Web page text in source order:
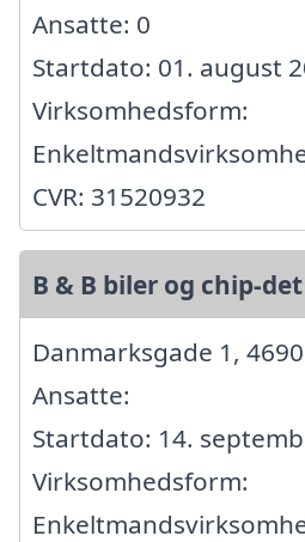
Ansatte: 0
Startdato: 01. august
Virksomhedsform:
CVR: 31520932
B & B biler og chip-det
Danmarksgade 1,
Ansatte:
Startdato: 14.
Virksomhedsform: